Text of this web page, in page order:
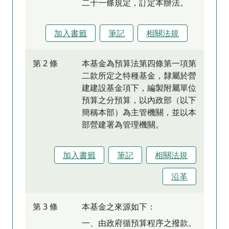
二十一條規定，訂定本辦法。
加入書籤 筆記 相關法規
第 2 條
本基金為預算法第四條第一項第
二款所定之特種基金，隸屬於營
建建設基金項下，編製附屬單位
預算之分預算，以內政部（以下
簡稱本部）為主管機關，並以本
部營建署為管理機關。
加入書籤 筆記
相關法規
沿革
第 3 條
本基金之來源如下：
一、由政府循預算程序之撥款。